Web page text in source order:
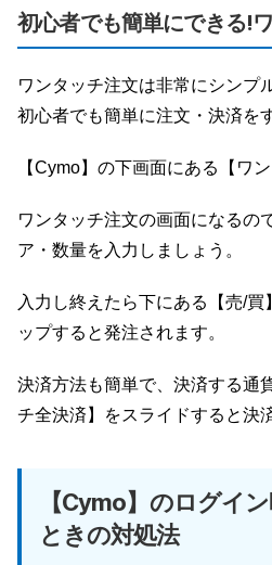
初心者でも簡単にできる!
ワンタッチ注文は非常にシンプ
初心者でも簡単に注文・決済を
【Cymo】の下画面にある【ワ
ワンタッチ注文の画面になるの
ア・数量を入力しましょう。
入力し終えたら下にある【売/買
ップすると発注されます。
決済方法も簡単で、決済する通
チ全決済】をスライドすると決
【Cymo】のログイ
ときの対処法